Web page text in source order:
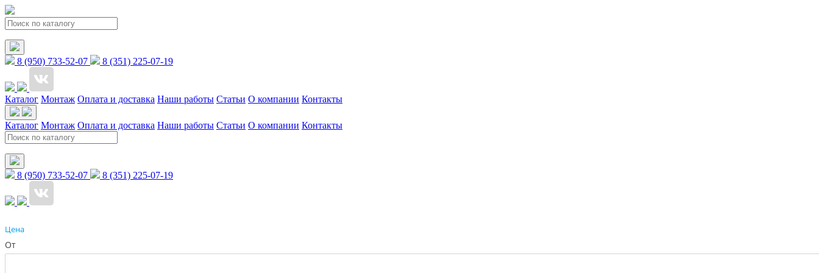
8 (950) 733-52-07 8 (351) 225-07-19
Каталог Монтаж Оплата и доставка Наши работы Статьи О компании Контакты
Каталог Монтаж Оплата и доставка Наши работы Статьи О компании Контакты
8 (950) 733-52-07 8 (351) 225-07-19
Цена
От